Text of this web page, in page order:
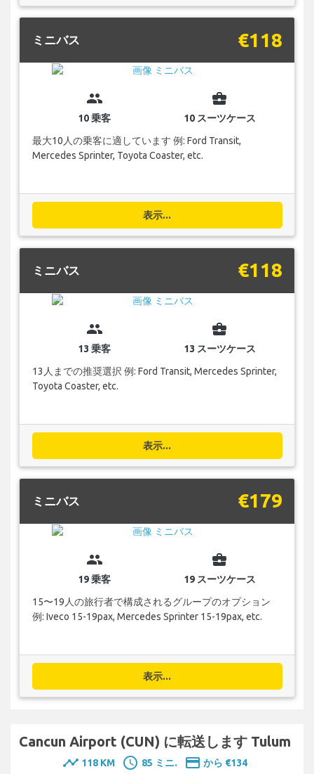
ミニバス €118
group
10 乗客
business_center
10 スーツケース
最大10人の乗客に適しています 例: Ford Transit,
Mercedes Sprinter, Toyota Coaster, etc.
表示...
ミニバス €118
group
13 乗客
business_center
13 スーツケース
13人までの推奨選択 例: Ford Transit, Mercedes Sprinter,
Toyota Coaster, etc.
表示...
ミニバス €179
group
19 乗客
business_center
19 スーツケース
15〜19人の旅行者で構成されるグループのオプション
例: Iveco 15-19pax, Mercedes Sprinter 15-19pax, etc.
表示...
Cancun Airport (CUN) に転送します Tulum
timeline 118 KM schedule 85 ミニ. payment から €134